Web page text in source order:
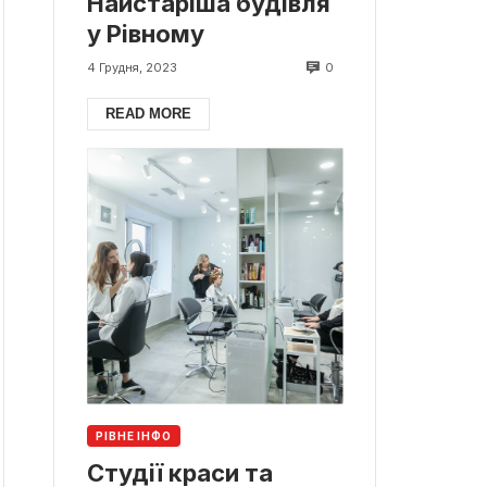
у Рівному
4 Грудня, 2023 0
READ MORE
РІВНЕ ІНФО
Студії краси та